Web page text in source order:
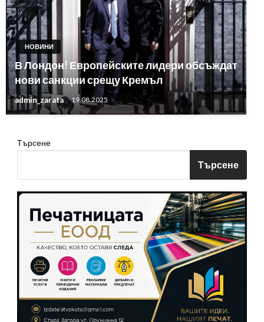
НОВИНИ
В Лондон! Европейските лидери обсъждат
нови санкции срещу Кремъл
admin_zarata 19.08.2025
Търсене
Търсене